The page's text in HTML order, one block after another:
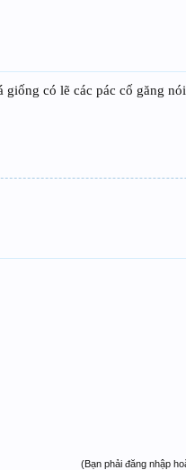
có lẽ các pác cố găng
(Bạn phải đăng nhập